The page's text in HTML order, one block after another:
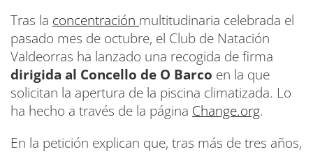
Tras la concentración multitudinaria celebrada el
pasado mes de octubre, el Club de Natación
Valdeorras ha lanzado una recogida de firma
dirigida al Concello de O Barco en la que
solicitan la apertura de la piscina climatizada. Lo
ha hecho a través de la página Change.org.
En la petición explican que, tras más de tres años,